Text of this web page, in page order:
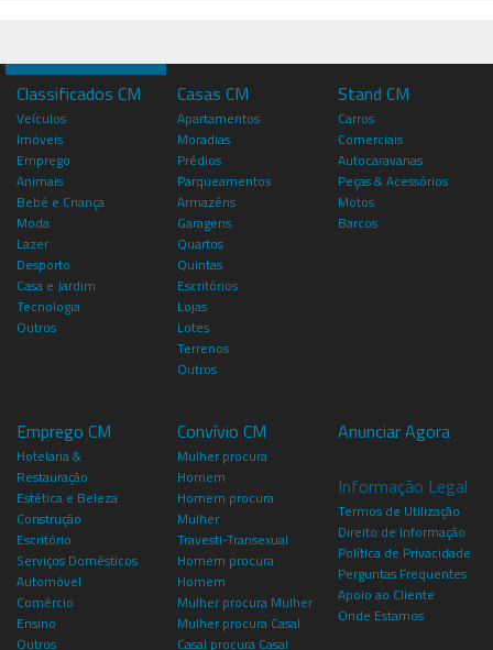
Classificados CM
Veículos
Imóveis
Emprego
Animais
Bebé e Criança
Moda
Lazer
Desporto
Casa e Jardim
Tecnologia
Outros
Casas CM
Apartamentos
Moradias
Prédios
Parqueamentos
Armazéns
Garagens
Quartos
Quintas
Escritórios
Lojas
Lotes
Terrenos
Outros
Stand CM
Carros
Comerciais
Autocaravanas
Peças & Acessórios
Motos
Barcos
Emprego CM
Hotelaria &
Restauração
Estética e Beleza
Construção
Escritório
Serviços Domésticos
Automóvel
Comércio
Ensino
Outros
Convívio CM
Mulher procura
Homem
Homem procura
Mulher
Travesti-Transexual
Homem procura
Homem
Mulher procura Mulher
Mulher procura Casal
Casal procura Casal
Anunciar Agora
Informação Legal
Termos de Utilização
Direito de Informação
Política de Privacidade
Perguntas Frequentes
Apoio ao Cliente
Onde Estamos